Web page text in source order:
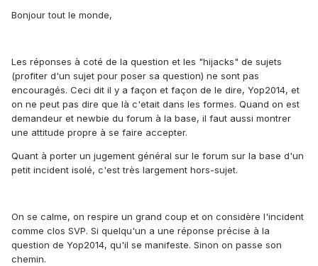
Bonjour tout le monde,
Les réponses à coté de la question et les "hijacks" de sujets
(profiter d'un sujet pour poser sa question) ne sont pas
encouragés. Ceci dit il y a façon et façon de le dire, Yop2014, et
on ne peut pas dire que là c'etait dans les formes. Quand on est
demandeur et newbie du forum à la base, il faut aussi montrer
une attitude propre à se faire accepter.
Quant à porter un jugement général sur le forum sur la base d'un
petit incident isolé, c'est très largement hors-sujet.
On se calme, on respire un grand coup et on considère l'incident
comme clos SVP. Si quelqu'un a une réponse précise à la
question de Yop2014, qu'il se manifeste. Sinon on passe son
chemin.